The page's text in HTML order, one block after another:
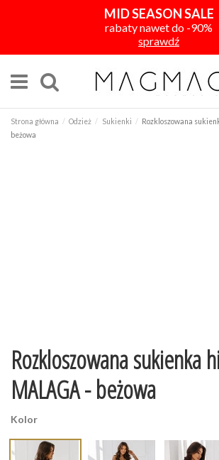
MID SEASON SALE
rabaty nawet do -90%
sprawdź
Strona główna Odzież Sukienki
Rozkloszowana
beżowa
Rozkloszowana sukienka
MALAGA - beżowa
Kolor